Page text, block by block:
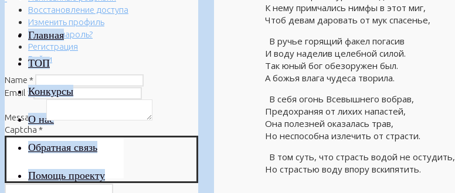
Главная
ТОП
Конкурсы
О нас
Обратная связь
Помощь проекту
К нему примчались нимфы в этот миг,
Чтоб девам даровать от мук спасенье,
В ручье горящий факел погасив
И воду наделив целебной силой.
Так юный бог обезоружен был.
А божья влага чудеса творила.
В себя огонь Всевышнего вобрав,
Предохраняя от лихих напастей,
Она полезней оказалась трав,
Но неспособна излечить от страсти.
В том суть, что страсть водой не остудить,
Но страстью воду впору вскипятить.
Восстановление доступа
Изменить профиль
Забыли пароль?
Регистрация
Войти
Name *
Email *
Message*
Captcha *